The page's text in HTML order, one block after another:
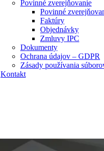
Povinné zverejňovanie
Povinné
Faktúry
Objednávky
Zmluvy IPC
Dokumenty
Ochrana údajov – GDPR
Zásady používania
Kontakt